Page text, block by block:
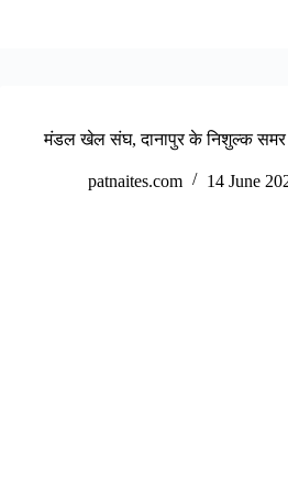
मंडल खेल संघ, दानापुर के निशुल्क समर
patnaites.com 14 June